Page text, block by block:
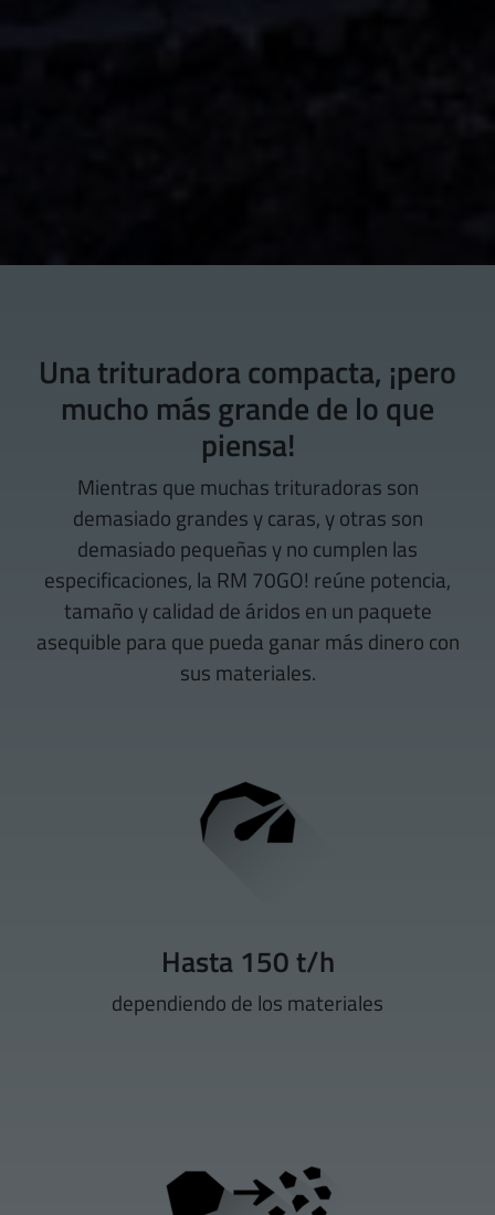
Una trituradora compacta, ¡pero
mucho más grande de lo que
piensa!
Mientras que muchas trituradoras son
demasiado grandes y caras, y otras son
demasiado pequeñas y no cumplen las
especificaciones, la RM 70GO! reúne potencia,
tamaño y calidad de áridos en un paquete
asequible para que pueda ganar más dinero con
sus materiales.
Hasta 150 t/h
dependiendo de los materiales